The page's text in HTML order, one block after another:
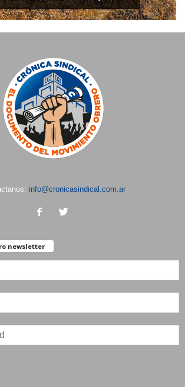
info@cronicasindical.com.ar
newsletter